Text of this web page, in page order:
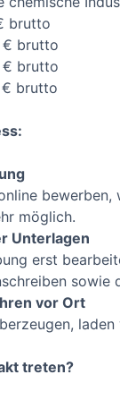
brutto
€ brutto
€ brutto
€ brutto
möglich.
Unterlagen
erst
vor Ort
treten?